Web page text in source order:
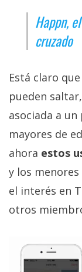
privacidad
Aviso
El medio de
comunicación
digital donde
encontrarás
todas las
noticias sobre
tecnología,
móviles,
ordenadores,
informática,
trucos y
tutoriales.
Happn,
cruzado
Está claro
pueden
asociada a
mayores de
ahora estos
y los
el interés en
otros